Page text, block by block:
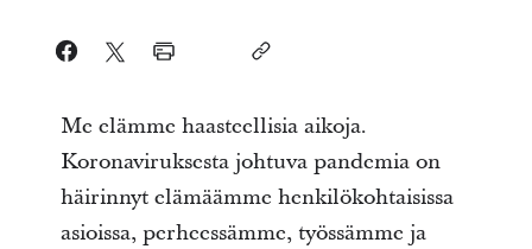
Me elämme haasteellisia aikoja.
Koronaviruksesta johtuva pandemia on
häirinnyt elämäämme henkilökohtaisissa
asioissa, perheessämme, työssämme ja